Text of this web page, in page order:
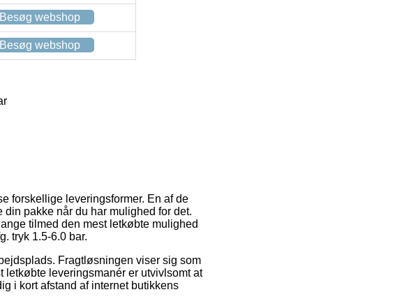
Besøg webshop
Besøg webshop
forskellige leveringsformer. En af de
pakke når du har mulighed for det.
tilmed den mest letkøbte mulighed
tryk 1.5-6.0 bar.
Fragtløsningen viser sig som
letkøbte leveringsmanér er utvivlsomt at
i kort afstand af internet butikkens